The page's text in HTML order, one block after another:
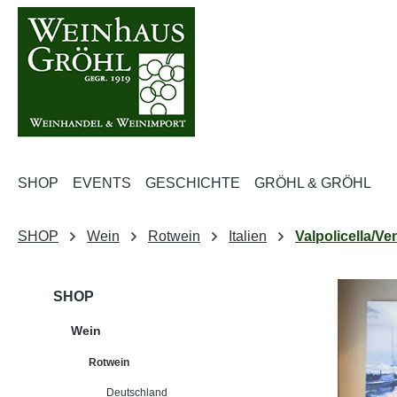
Hauptinhalt springen
Zur Suche springen
Zur Hauptnavigation springen
SHOP EVENTS GESCHICHTE GRÖHL & GRÖHL
SHOP Wein Rotwein Italien Valpolicella/
SHOP
Wein
Rotwein
Deutschland